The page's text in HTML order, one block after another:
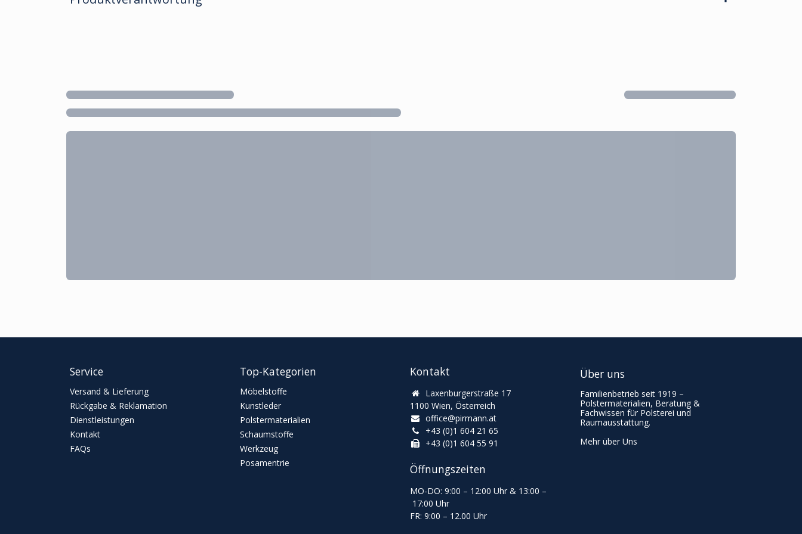
Service
Versand & Lieferung
Rückgabe & Reklamation
Dienstleistungen
Kontakt
FAQs
Top-Kategorien
Möbelstoffe
Kunstleder
Polstermaterialien
Schaumstoffe
Werkzeug
Posamentrie
Kontakt
Laxenburgerstraße 17
1100 Wien, Österreich
office@pirmann.at
+43 (0)1 604 21 65
+43 (0)1 604 55 91
Öffnungszeiten
MO-DO: 9:00 – 12:00 Uhr & 13:00 –
17:00 Uhr
FR: 9:00 – 12.00 Uhr
Über uns
Familienbetrieb seit 1919 –
Polstermaterialien, Beratung &
Fachwissen für Polsterei und
Raumausstattung.
Mehr über Uns